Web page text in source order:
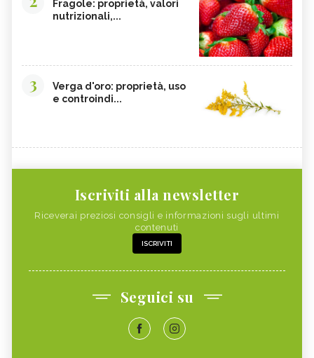
Fragole: proprietà, valori
nutrizionali,...
3
Verga d'oro: proprietà, uso
e controindi...
Iscriviti alla newsletter
Riceverai preziosi consigli e informazioni sugli ultimi
contenuti
ISCRIVITI
Seguici su